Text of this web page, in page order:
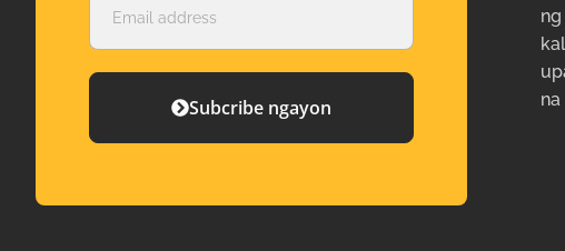
Subcribe ngayon